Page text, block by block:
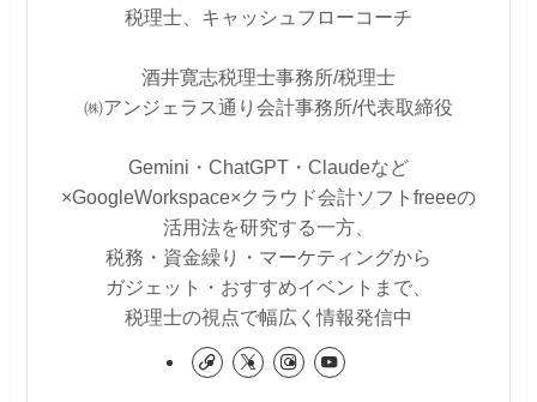
税理士、キャッシュフローコーチ
酒井寛志税理士事務所/税理士
㈱アンジェラス通り会計事務所/代表取締役
Gemini・ChatGPT・Claudeなど
×GoogleWorkspace×クラウド会計ソフトfreeeの
活用法を研究する一方、
税務・資金繰り・マーケティングから
ガジェット・おすすめイベントまで、
税理士の視点で幅広く情報発信中